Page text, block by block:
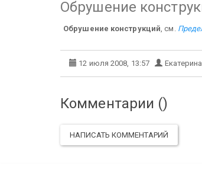
Обрушение
Обрушение конструкций , см.
12 июля 2008, 13:57 Екатерина
Комментарии ()
НАПИСАТЬ КОММЕНТАРИЙ